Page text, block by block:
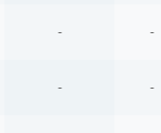
- -
- -